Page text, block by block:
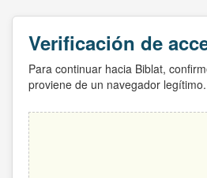
Verificación de
Para continuar hacia Biblat,
proviene de un navegador legítimo.